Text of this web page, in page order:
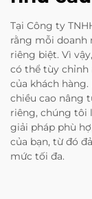
Tại Công ty
rằng mỗi doanh
riêng biệt. Vì
có thể tùy chỉnh
của khách
chiều cao nâng
riêng, chúng tôi
giải pháp phù
của bạn, từ đó
mức tối đa.